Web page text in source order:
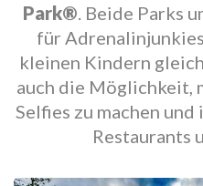
Park®. Beide Parks
für
kleinen Kindern
auch die Möglichkeit,
Selfies zu machen
Restaurants